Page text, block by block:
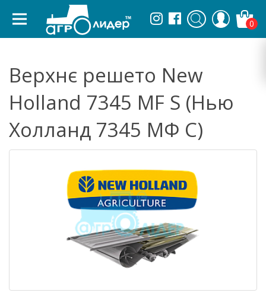
0
Верхнє решето New
Holland 7345 MF S (Нью
Холланд 7345 МФ С)